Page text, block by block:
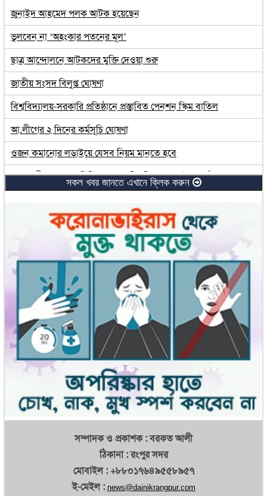
জুনাইদ আহমেদ পলক আটক হয়েছেন
ভুলবেন না ‘অহংকার পতনের মূল’
ছাত্র আন্দোলনে আটকদের মুক্তি দেওয়া শুরু
জাতীয় সংসদ বিলুপ্ত ঘোষণা
বিশ্ববিদ্যালয়-সরকারি প্রতিষ্ঠানে প্রস্তাবিত পেনশন স্কিম বাতিল
আ.লীগের ২ দিনের কর্মসূচি ঘোষণা
ওজন কমানোর লড়াইয়ে যেসব নিয়ম মানতে হবে
প্রধানমন্ত্রীর সঙ্গে মতবিনিময় সভায় বিশ্ববিদ্যালয়ের উপাচার্যরা
রংপুরে গ্রেফতার হওয়া ৮ শিক্ষার্থীর জামিন
ঘরের যেসব কাজ করলে ওজন কমে
বীরগঞ্জে জমি নিয়ে সংঘর্ষে একজনের হাত বিচ্ছিন্ন
লরির ধাক্কায় প্রাণ গেল মোটরসাইকেল আরোহী দুই ভাইয়ের
নানার বাড়িতে এসে প্রাণ গেল হাসিবার
জ্বর-সর্দির পর মুখের রুচি ফেরাবে যেসব খাবার
রোববার খুলছে না প্রাথমিক বিদ্যালয়
দিনাজপুরে ৫ এইচএসসি পরীক্ষার্থীর জামিন
আবু সাঈদ নিহতের ঘটনায় ২ পুলিশ সদস্য সাময়িক বরখাস্ত
আন্দোলনকারীরা চাইলে এখনই বসতে রাজি: প্রধানমন্ত্রী
ভারত বিএসএফের প্রধান ও উপ-প্রধানকে অপসারণ করলো
হানিয়ার হত্যা নিয়ে যা বললেন বাইডেন
সকল খবর জানতে এখানে ক্লিক করুন
সম্পাদক ও প্রকাশক : বরকত আলী
ঠিকানা : রংপুর সদর
মোবাইল : +৮৮০১৭৬৪৯৫৫৮৯৫৭
ই-মেইল : news@dainikrangpur.com